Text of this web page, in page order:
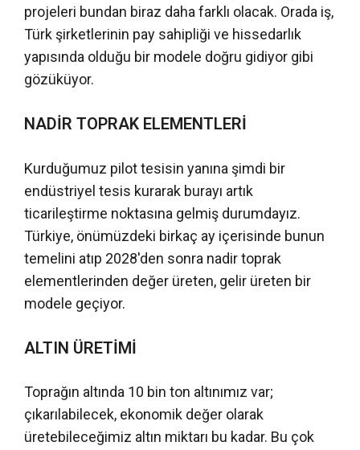
projeleri bundan biraz daha farklı olacak. Orada iş,
Türk şirketlerinin pay sahipliği ve hissedarlık
yapısında olduğu bir modele doğru gidiyor gibi
gözüküyor.
NADİR TOPRAK ELEMENTLERİ
Kurduğumuz pilot tesisin yanına şimdi bir
endüstriyel tesis kurarak burayı artık
ticarileştirme noktasına gelmiş durumdayız.
Türkiye, önümüzdeki birkaç ay içerisinde bunun
temelini atıp 2028'den sonra nadir toprak
elementlerinden değer üreten, gelir üreten bir
modele geçiyor.
ALTIN ÜRETİMİ
Toprağın altında 10 bin ton altınımız var;
çıkarılabilecek, ekonomik değer olarak
üretebileceğimiz altın miktarı bu kadar. Bu çok